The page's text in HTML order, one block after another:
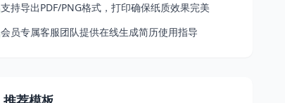
支持导出PDF/PNG格式，打印确保纸质效果完美
会员专属客服团队提供在线生成简历使用指导